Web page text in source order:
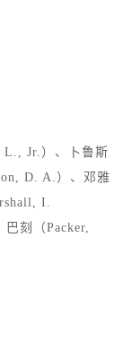
L., Jr.）、卜鲁斯
D. A.）、邓雅
I.
刻（Packer,